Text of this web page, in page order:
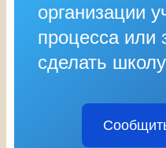
организации
процесса или
сделать